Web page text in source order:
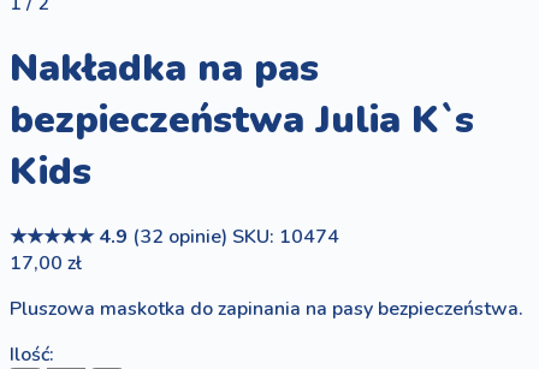
Nakładka na pas
bezpieczeństwa Julia K`s
Kids
★★★★★ 4.9 (32 opinie) SKU: 10474
17,00 zł
Pluszowa maskotka do zapinania na pasy bezpieczeństwa.
Ilość: